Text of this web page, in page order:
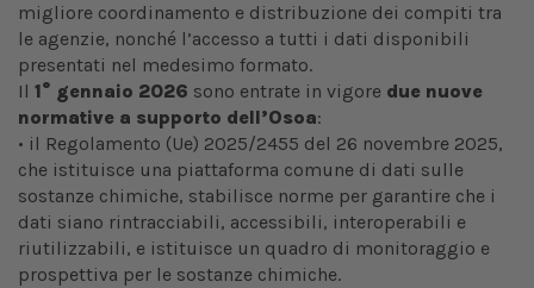
migliore coordinamento e distribuzione dei compiti tra
le agenzie, nonché l’accesso a tutti i dati disponibili
presentati nel medesimo formato.
Il 1° gennaio 2026 sono entrate in vigore due nuove
normative a supporto dell’Osoa:
• il Regolamento (Ue) 2025/2455 del 26 novembre 2025,
che istituisce una piattaforma comune di dati sulle
sostanze chimiche, stabilisce norme per garantire che i
dati siano rintracciabili, accessibili, interoperabili e
riutilizzabili, e istituisce un quadro di monitoraggio e
prospettiva per le sostanze chimiche.